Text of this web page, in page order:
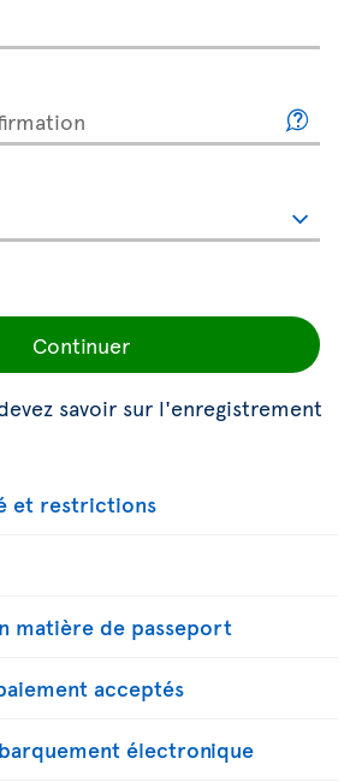
Continuer
savoir sur l'enregistrement
et restrictions
matière de passeport
acceptés
électronique